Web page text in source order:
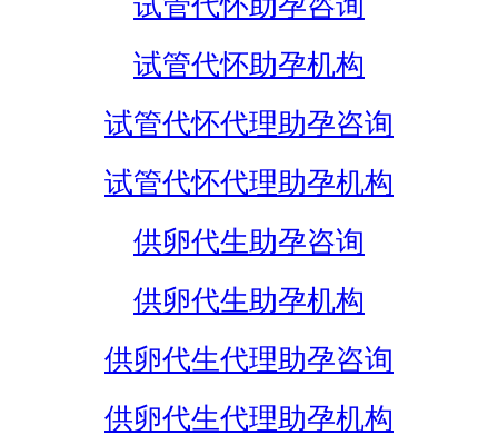
试管代怀助孕机构
试管代怀代理助孕咨询
试管代怀代理助孕机构
供卵代生助孕咨询
供卵代生助孕机构
供卵代生代理助孕咨询
供卵代生代理助孕机构